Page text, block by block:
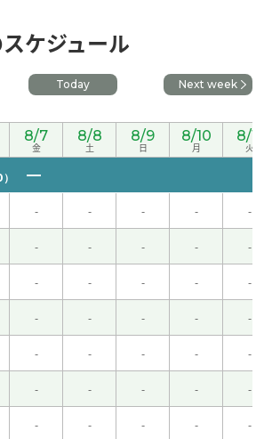
课见。( 50代 男性 )
喜欢的科目就是物理学。如果那时
能的电脑，物理学模拟进行起来更
。( 50代 男性 )
非常强。出门有中暑的危险。下次
见。
”的寓意，让我受益匪浅。下节课
学习，能够多说话。谢谢老师，下
见。 ( 50代 男性 )
ケジュール
Today Next week
8/7
金
8/8
土
8/9
日
8/10
月
8/11
火
- - - - -
- - - - -
- - - - -
- - - - -
- - - - -
- - - - -
- - - - -